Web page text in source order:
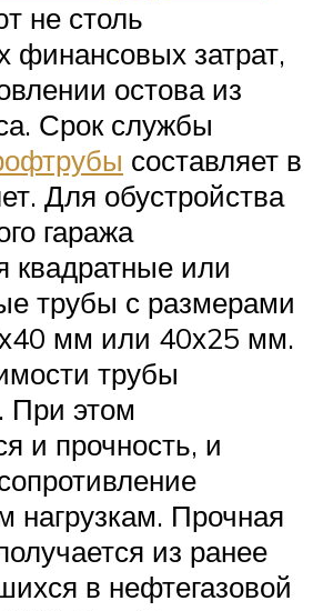
не столь
финансовых затрат,
остова из
Срок службы
составляет в
Для обустройства
гаража
квадратные или
трубы с размерами
мм или 40х25 мм.
трубы
При этом
и прочность, и
нагрузкам. Прочная
из ранее
в нефтегазовой